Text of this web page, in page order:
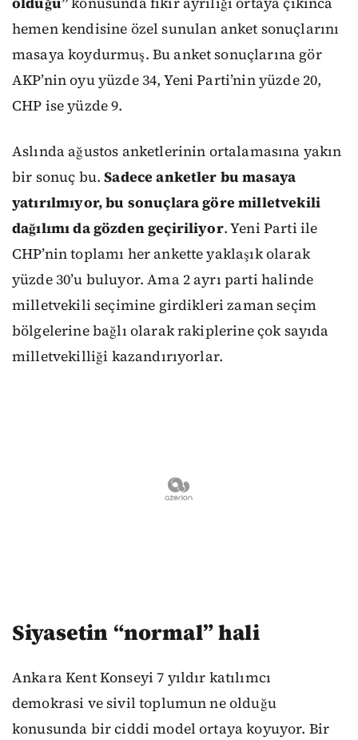
hemen kendisine özel sunulan anket sonuçlarını
masaya koydurmuş. Bu anket sonuçlarına gör
AKP’nin oyu yüzde 34, Yeni Parti’nin yüzde 20,
CHP ise yüzde 9.
Aslında ağustos anketlerinin ortalamasına yakın
bir sonuç bu.Sadece anketler bu masaya
yatırılmıyor, bu sonuçlara göre milletvekili
dağılımı da gözden geçiriliyor. Yeni Parti ile
CHP’nin toplamı her ankette yaklaşık olarak
yüzde 30’u buluyor. Ama 2 ayrı parti halinde
milletvekili seçimine girdikleri zaman seçim
bölgelerine bağlı olarak rakiplerine çok sayıda
milletvekilliği kazandırıyorlar.
Siyasetin “normal” hali
Ankara Kent Konseyi 7 yıldır katılımcı
demokrasi ve sivil toplumun ne olduğu
konusunda bir ciddi model ortaya koyuyor. Bir